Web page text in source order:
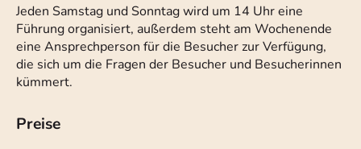
Jeden Samstag und Sonntag wird um 14 Uhr eine
Führung organisiert, außerdem steht am Wochenende
eine Ansprechperson für die Besucher zur Verfügung,
die sich um die Fragen der Besucher und Besucherinnen
kümmert.
Preise